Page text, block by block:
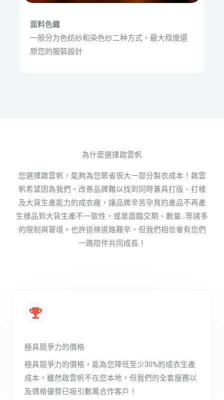
面料色織
一般分为色纺纱和染色纱二种方式，最大程度還
原您的服裝設計
為什麼選擇啟雲帆
您選擇啟雲帆，能夠為您節省很大一部分製衣成本！啟雲
帆希望因為我們，改善品牌難以找到同時兼具打版、打樣
及大貨生產能力的成衣廠，讓品牌辛苦孕育的產品不再產
生樣品到大貨生產不一致性，或是面臨交期、數量…等諸多
的限制與窘境。也許這條道路艱辛，但我們相信會有您們
一路陪伴共同成長！
極具競爭力的價格
極具競爭力的價格，能為您降低至少30%的成衣生產
成本，雖然啟雲帆不在您本地，但我們的全套服務以
及價格優勢已吸引數萬合作客戶！